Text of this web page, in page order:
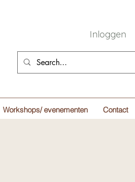
Inloggen
Workshops/ evenementen Contact